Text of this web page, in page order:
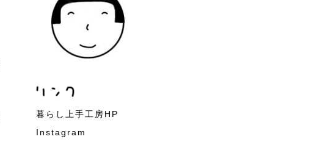
暮らし上手工房HP
Instagram